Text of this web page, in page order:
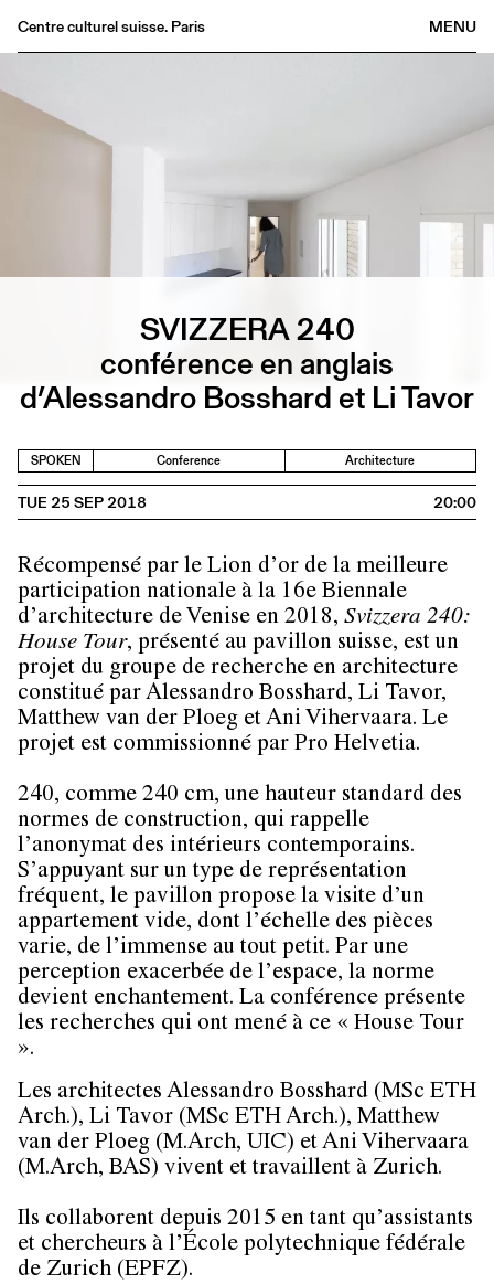
MENU
Centre culturel suisse. Paris
Bookshop
About
SVIZZERA 240
conférence en anglais
d’Alessandro Bosshard et Li Tavor
SPOKEN Conference Architecture
TUE 25 SEP 2018 20:00
Récompensé par le Lion d’or de la meilleure
participation nationale à la 16e Biennale
d’architecture de Venise en 2018, Svizzera 240:
House Tour, présenté au pavillon suisse, est un
projet du groupe de recherche en architecture
constitué par Alessandro Bosshard, Li Tavor,
Matthew van der Ploeg et Ani Vihervaara. Le
projet est commissionné par Pro Helvetia.
240, comme 240 cm, une hauteur standard des
normes de construction, qui rappelle
l’anonymat des intérieurs contemporains.
S’appuyant sur un type de représentation
fréquent, le pavillon propose la visite d’un
appartement vide, dont l’échelle des pièces
varie, de l’immense au tout petit. Par une
perception exacerbée de l’espace, la norme
devient enchantement. La conférence présente
les recherches qui ont mené à ce « House Tour
».
Les architectes Alessandro Bosshard (MSc ETH
Arch.), Li Tavor (MSc ETH Arch.), Matthew
van der Ploeg (M.Arch, UIC) et Ani Vihervaara
(M.Arch, BAS) vivent et travaillent à Zurich.
Ils collaborent depuis 2015 en tant qu’assistants
et chercheurs à l’École polytechnique fédérale
de Zurich (EPFZ).